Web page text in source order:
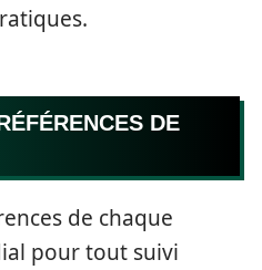
DE
de chaque
pour tout suivi